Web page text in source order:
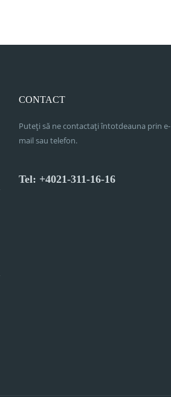
CONTACT
Puteți să ne contactați întotdeauna prin e-
mail sau telefon.
Tel: +4021-311-16-16